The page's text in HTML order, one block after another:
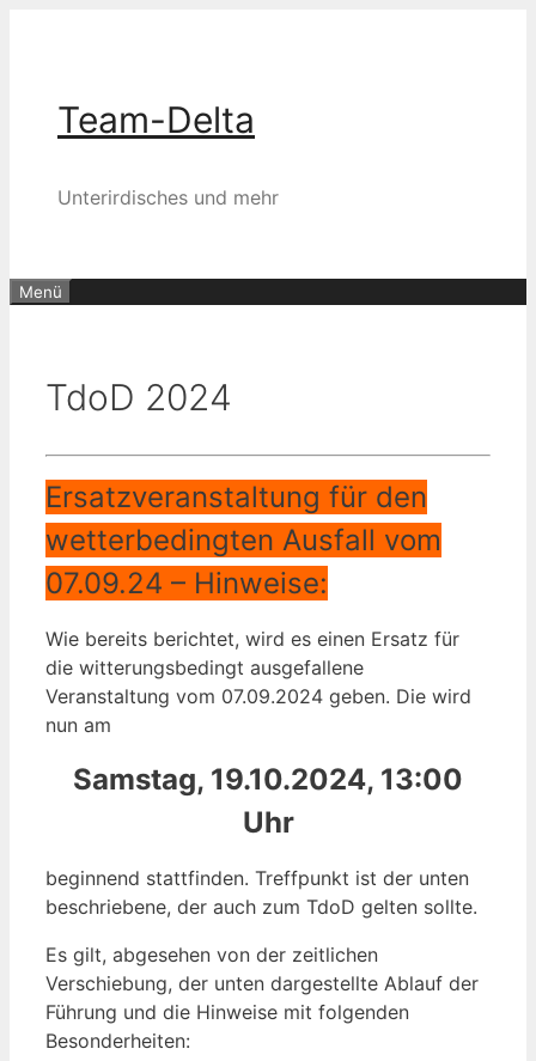
Team-Delta
Unterirdisches und mehr
Menü
TdoD 2024
Ersatzveranstaltung für den
wetterbedingten Ausfall vom
07.09.24 – Hinweise:
Wie bereits berichtet, wird es einen Ersatz für
die witterungsbedingt ausgefallene
Veranstaltung vom 07.09.2024 geben. Die wird
nun am
Samstag, 19.10.2024, 13:00
Uhr
beginnend stattfinden. Treffpunkt ist der unten
beschriebene, der auch zum TdoD gelten sollte.
Es gilt, abgesehen von der zeitlichen
Verschiebung, der unten dargestellte Ablauf der
Führung und die Hinweise mit folgenden
Besonderheiten: